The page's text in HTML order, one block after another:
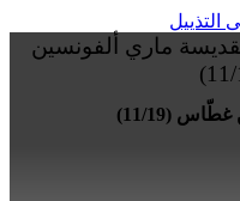
التذييل
ماري ألفونسين
(11/19)